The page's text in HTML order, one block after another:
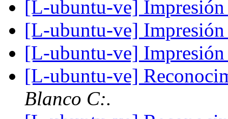
[L-ubuntu-ve]
[L-ubuntu-ve]
[L-ubuntu-ve]
[L-ubuntu-ve]
Blanco C:.